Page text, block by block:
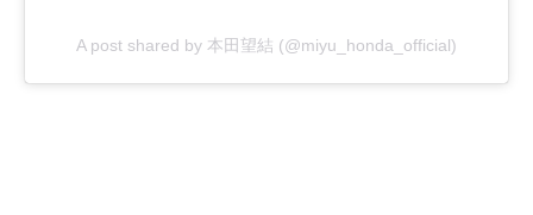
A post shared by 本田望結 (@miyu_honda_official)